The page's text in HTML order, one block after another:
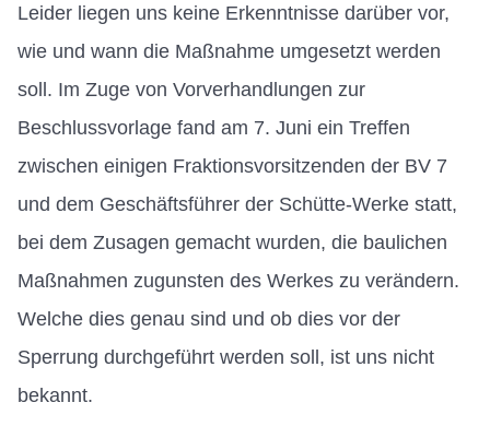
Leider liegen uns keine Erkenntnisse darüber vor,
wie und wann die Maßnahme umgesetzt werden
soll. Im Zuge von Vorverhandlungen zur
Beschlussvorlage fand am 7. Juni ein Treffen
zwischen einigen Fraktionsvorsitzenden der BV 7
und dem Geschäftsführer der Schütte-Werke statt,
bei dem Zusagen gemacht wurden, die baulichen
Maßnahmen zugunsten des Werkes zu verändern.
Welche dies genau sind und ob dies vor der
Sperrung durchgeführt werden soll, ist uns nicht
bekannt.